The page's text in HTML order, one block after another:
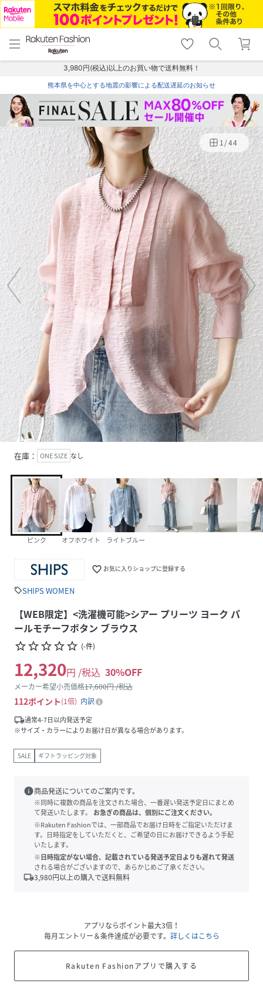
menu home
トップ
shopping_cart lock_outline
ログイン
3,980円(税込)以上のお買い物で送料無料！
熊本県を中心とする地震の影響による配送遅延のお知らせ
1/44
在庫： ONE SIZE なし
ピンク オフホワイト ライトブルー
favorite_border お気に入りショップに登録する
sellSHIPS WOMEN
【WEB限定】<洗濯機可能>シアー プリーツ ヨーク パ
ールモチーフボタン ブラウス
star_borderstar_borderstar_borderstar_borderstar_border (-件)
12,320円 /税込 30%OFF
メーカー希望小売価格17,600円 /税込
112ポイント 1倍
内訳
local_shipping通常4-7日以内発送予定
※サイズ・カラーによりお届け日が異なる場合があります。
SALE ギフトラッピング対象
info商品発送についてのご案内です。
※同時に複数の商品を注文された場合、一番遅い発送予定日にまとめ
て発送いたします。
お急ぎの商品は、個別にご注文ください。
※Rakuten Fashionでは、一部商品でお届け日時をご指定いただけま
す。日時指定をしていただくと、ご希望の日にお届けできるよう手配
いたします。
※日時指定がない場合、記載されている発送予定日よりも遅れて発送
される場合がございますので、あらかじめご了承ください。
local_shipping3,980円以上の購入で送料無料
アプリならポイント最大3倍！
毎月エントリー＆条件達成が必要です。 詳しくはこちら
Rakuten Fashionアプリで購入する